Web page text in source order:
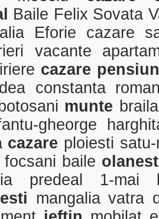
Baile Felix Sovata
Eforie cazare
vacante
cazare
constanta
munte
gheorge
cazare ploiesti
baile
predeal 1-
mangalia vatra